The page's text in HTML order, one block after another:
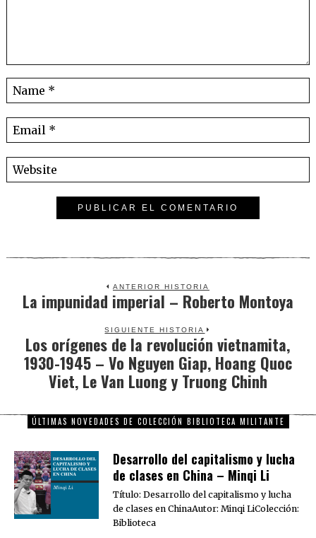
ANTERIOR HISTORIA
Previous
La impunidad imperial – Roberto Montoya
SIGUIENTE HISTORIA
Next
post:
Los orígenes de la revolución vietnamita,
1930-1945 – Vo Nguyen Giap, Hoang Quoc
Viet, Le Van Luong y Truong Chinh
ÚLTIMAS NOVEDADES DE COLECCIÓN BIBLIOTECA MILITANTE
Desarrollo del capitalismo y lucha
de clases en China – Minqi Li
Título: Desarrollo del capitalismo y lucha
de clases en ChinaAutor: Minqi LiColección:
Biblioteca